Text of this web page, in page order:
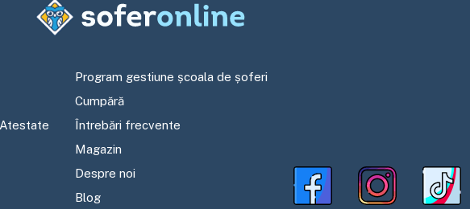
Program gestiune școala de șoferi
Cumpără
Întrebări frecvente
Magazin
Despre noi
Blog